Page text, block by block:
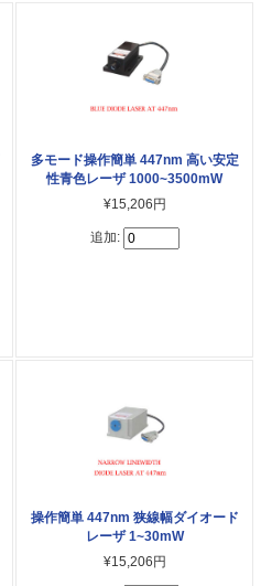
多モード操作簡単 447nm 高い安定
性青色レーザ 1000~3500mW
¥15,206円
追加:
操作簡単 447nm 狭線幅ダイオード
レーザ 1~30mW
¥15,206円